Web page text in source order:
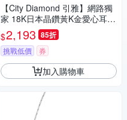
【City Diamond 引雅】網路獨
家 18K日本晶鑽黃K金愛心耳
環-三色任選(東京Yuki系列)
$2,193 85折
挑戰低價 券
加入購物車